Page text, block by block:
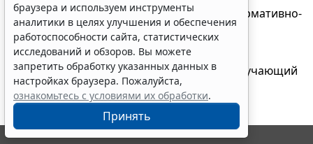
AI-ассистент Искра теперь анализирует нормативно-
техническую документацию
28 апреля 2026
"ГАРАНТ Электронный экспресс" провел обучающий
вебинар по работе с AI-ассистентом Искра
23 апреля 2026
браузера и используем инструменты
аналитики в целях улучшения и обеспечения
работоспособности сайта, статистических
исследований и обзоров. Вы можете
запретить обработку указанных данных в
настройках браузера. Пожалуйста,
ознакомьтесь с условиями их обработки.
Принять